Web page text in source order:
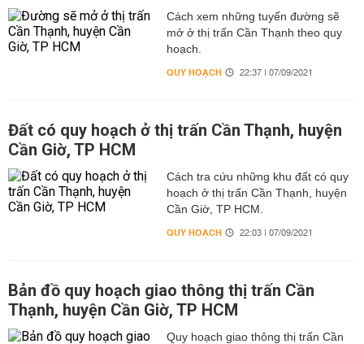
Cách xem những tuyến đường sẽ
mở ở thị trấn Cần Thạnh theo quy
hoạch.
QUY HOẠCH 22:37 | 07/09/2021
Đất có quy hoạch ở thị trấn Cần Thạnh, huyện
Cần Giờ, TP HCM
Cách tra cứu những khu đất có quy
hoạch ở thị trấn Cần Thạnh, huyện
Cần Giờ, TP HCM.
QUY HOẠCH 22:03 | 07/09/2021
Bản đồ quy hoạch giao thông thị trấn Cần
Thạnh, huyện Cần Giờ, TP HCM
Quy hoạch giao thông thị trấn Cần